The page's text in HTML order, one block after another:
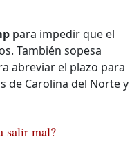
para impedir que el
También sopesa
abreviar el plazo para
de Carolina del Norte y
salir mal?